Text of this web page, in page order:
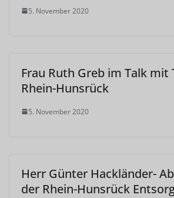
5. November 2020
Frau Ruth Greb im Talk mit
Rhein-Hunsrück
5. November 2020
Herr Günter Hackländer-
der Rhein-Hunsrück